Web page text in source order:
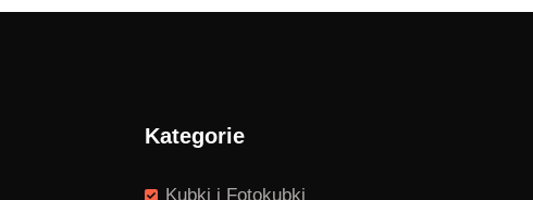
Kategorie
Kubki i Fotokubki